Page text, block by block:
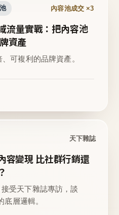
內容池成交 ×3
流量實戰：把內容池
資產
可複利的品牌資產。
天下雜誌
容變現 比社群行銷還
受天下雜誌專訪，談
層邏輯。